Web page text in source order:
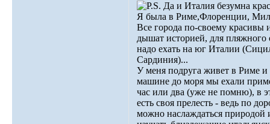
Да и Италия безумна
Я была в Риме,Флоренции,
Все города по-своему красивы
дышат историей, для пляжного
надо ехать на юг Италии
Сардиния)...
У меня подруга живет в Риме и
машине до моря мы ехали
час или два (уже не помню), в
есть своя прелесть - ведь по
можно наслаждаться природой